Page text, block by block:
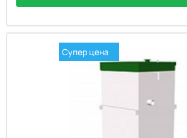
Супер цена